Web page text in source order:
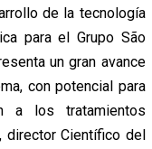
de la tecnología
para el Grupo São
un gran avance
con potencial para
a los tratamientos
, director Científico del